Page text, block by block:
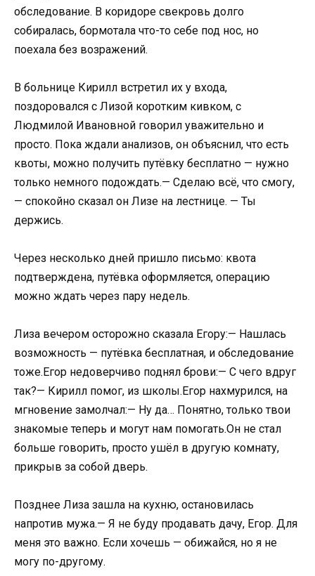
обследование. В коридоре свекровь долго
собиралась, бормотала что-то себе под нос, но
поехала без возражений.
В больнице Кирилл встретил их у входа,
поздоровался с Лизой коротким кивком, с
Людмилой Ивановной говорил уважительно и
просто. Пока ждали анализов, он объяснил, что есть
квоты, можно получить путёвку бесплатно — нужно
только немного подождать.— Сделаю всё, что смогу,
— спокойно сказал он Лизе на лестнице. — Ты
держись.
Через несколько дней пришло письмо: квота
подтверждена, путёвка оформляется, операцию
можно ждать через пару недель.
Лиза вечером осторожно сказала Егору:— Нашлась
возможность — путёвка бесплатная, и обследование
тоже.Егор недоверчиво поднял брови:— С чего вдруг
так?— Кирилл помог, из школы.Егор нахмурился, на
мгновение замолчал:— Ну да… Понятно, только твои
знакомые теперь и могут нам помогать.Он не стал
больше говорить, просто ушёл в другую комнату,
прикрыв за собой дверь.
Позднее Лиза зашла на кухню, остановилась
напротив мужа.— Я не буду продавать дачу, Егор. Для
меня это важно. Если хочешь — обижайся, но я не
могу по-другому.